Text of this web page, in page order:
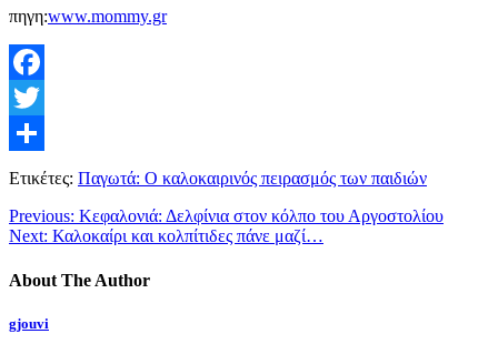
πηγη:www.mommy.gr
Facebook
Twitter
Μοιραστείτε
Ετικέτες: Παγωτά: Ο καλοκαιρινός πειρασμός των παιδιών
Previous: Κεφαλονιά: Δελφίνια στον κόλπο του Αργοστολίου
Next: Καλοκαίρι και κολπίτιδες πάνε μαζί…
About The Author
gjouvi